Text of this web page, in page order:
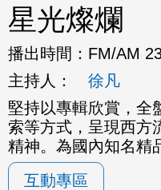
星光燦爛
播出時間： FM/AM
主持人：
徐凡
堅持以專輯欣賞，全
索等方式，呈現西方
精神。為國內知名精
互動專區